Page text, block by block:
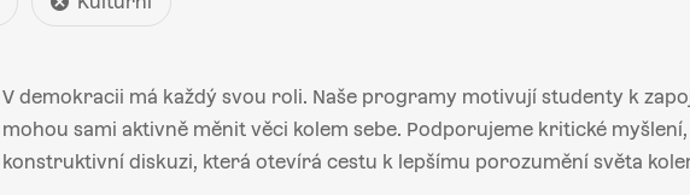
V demokracii má každý svou roli. Naše programy motivují studenty k
mohou sami aktivně měnit věci kolem sebe. Podporujeme kritické
konstruktivní diskuzi, která otevírá cestu k lepšímu porozumění světa